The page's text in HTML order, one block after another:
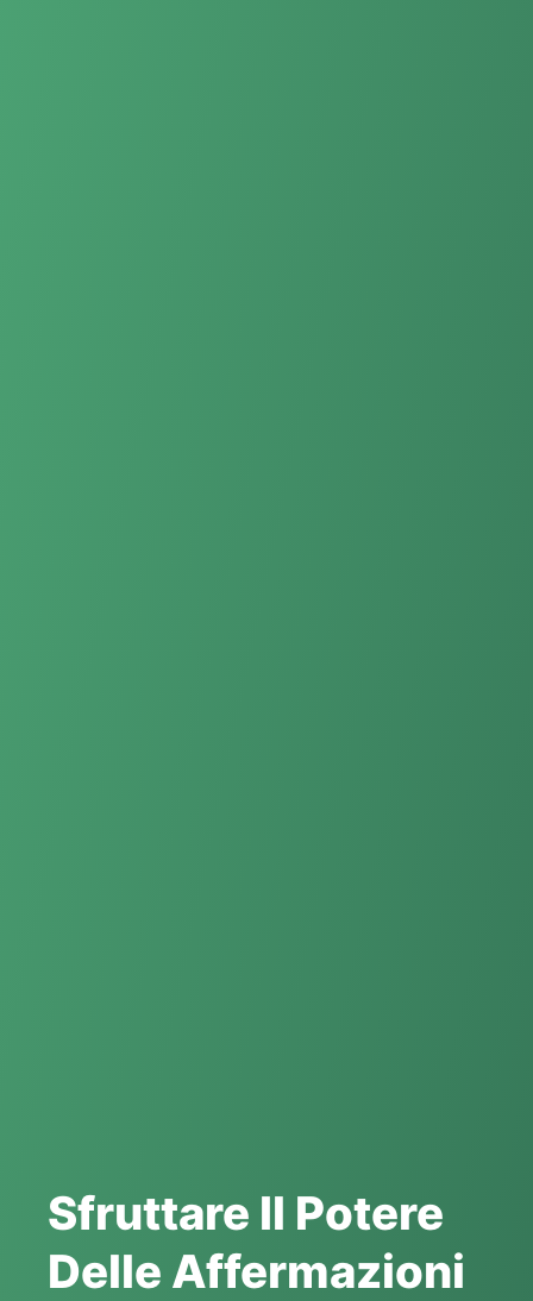
Sfruttare Il Potere
Delle Affermazioni